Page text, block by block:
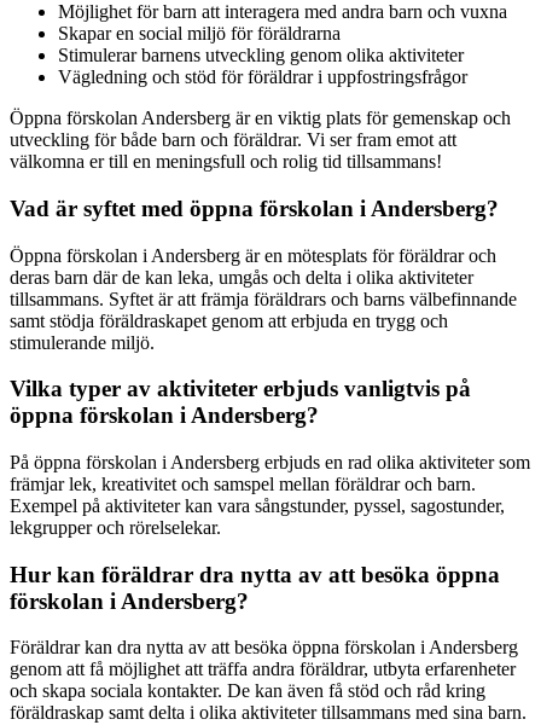
Möjlighet för barn att interagera med andra barn och vuxna
Skapar en social miljö för föräldrarna
Stimulerar barnens utveckling genom olika aktiviteter
Vägledning och stöd för föräldrar i uppfostringsfrågor
Öppna förskolan Andersberg är en viktig plats för gemenskap och
utveckling för både barn och föräldrar. Vi ser fram emot att
välkomna er till en meningsfull och rolig tid tillsammans!
Vad är syftet med öppna förskolan i Andersberg?
Öppna förskolan i Andersberg är en mötesplats för föräldrar och
deras barn där de kan leka, umgås och delta i olika aktiviteter
tillsammans. Syftet är att främja föräldrars och barns välbefinnande
samt stödja föräldraskapet genom att erbjuda en trygg och
stimulerande miljö.
Vilka typer av aktiviteter erbjuds vanligtvis på
öppna förskolan i Andersberg?
På öppna förskolan i Andersberg erbjuds en rad olika aktiviteter som
främjar lek, kreativitet och samspel mellan föräldrar och barn.
Exempel på aktiviteter kan vara sångstunder, pyssel, sagostunder,
lekgrupper och rörelselekar.
Hur kan föräldrar dra nytta av att besöka öppna
förskolan i Andersberg?
Föräldrar kan dra nytta av att besöka öppna förskolan i Andersberg
genom att få möjlighet att träffa andra föräldrar, utbyta erfarenheter
och skapa sociala kontakter. De kan även få stöd och råd kring
föräldraskap samt delta i olika aktiviteter tillsammans med sina barn.